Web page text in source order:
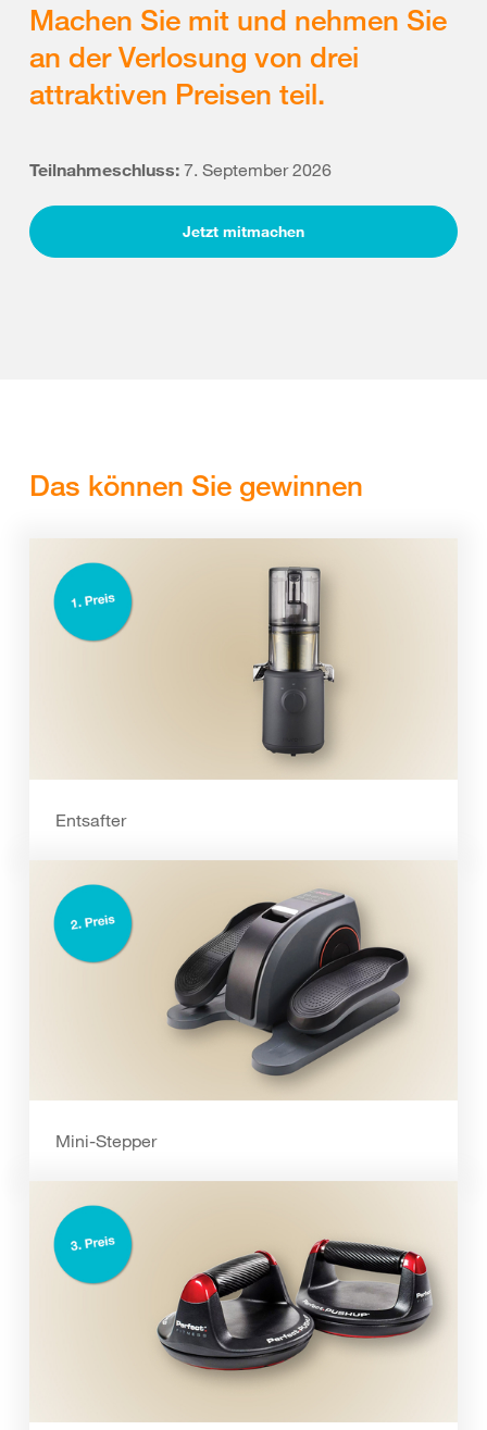
Machen Sie mit und nehmen Sie
an der Verlosung von drei
attraktiven Preisen teil.
Teilnahmeschluss: 7. September 2026
Jetzt mitmachen
Das können Sie gewinnen
Entsafter
Mini-Stepper